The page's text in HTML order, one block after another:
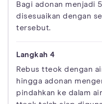
Bagi adonan menjadi
disesuaikan dengan
tersebut.
Rebus tteok dengan
hingga adonan
pindahkan ke dalam